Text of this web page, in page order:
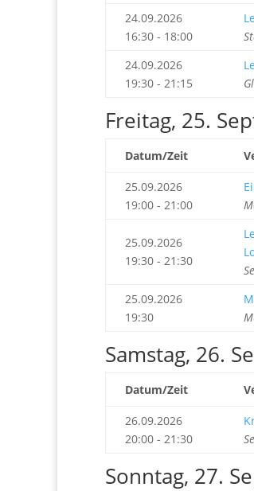
24.09.2026
16:30 - 18:00
24.09.2026
19:30 - 21:15
Freitag, 25.
Datum/Zeit
25.09.2026
19:00 - 21:00
25.09.2026
19:30 - 21:30
25.09.2026
19:30
Samstag, 26.
Datum/Zeit
26.09.2026
20:00 - 21:30
Sonntag, 27.